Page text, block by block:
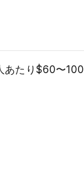
あたり$60〜100